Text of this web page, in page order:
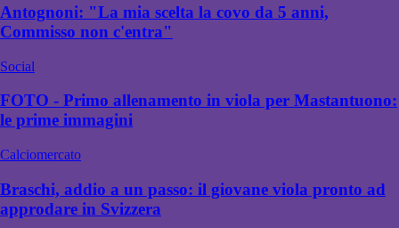
Antognoni: "La mia scelta la covo da 5 anni,
Commisso non c'entra"
Social
FOTO - Primo allenamento in viola per Mastantuono:
le prime immagini
Calciomercato
Braschi, addio a un passo: il giovane viola pronto ad
approdare in Svizzera